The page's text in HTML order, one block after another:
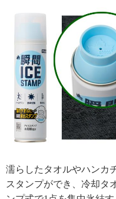
濡らしたタオルやハンカ
スタンプができ、冷却タ